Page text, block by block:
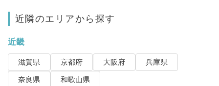
近隣のエリアから探す
近畿
滋賀県 京都府 大阪府
兵庫県
奈良県
和歌山県